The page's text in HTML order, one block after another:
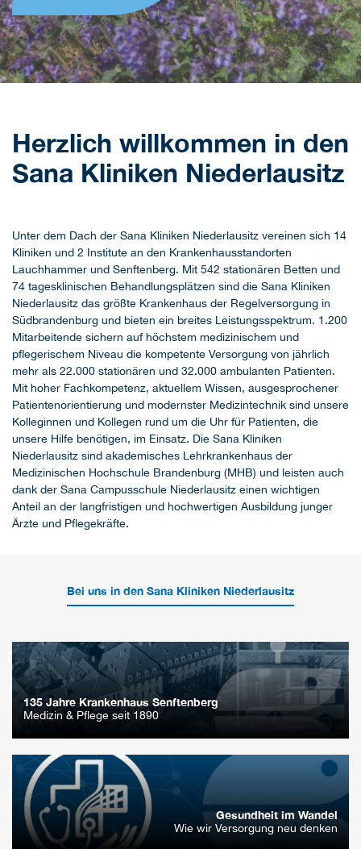
Herzlich willkommen in den
Sana Kliniken Niederlausitz
Unter dem Dach der Sana Kliniken Niederlausitz vereinen sich 14
Kliniken und 2 Institute an den Krankenhausstandorten
Lauchhammer und Senftenberg. Mit 542 stationären Betten und
74 tagesklinischen Behandlungsplätzen sind die Sana Kliniken
Niederlausitz das größte Krankenhaus der Regelversorgung in
Südbrandenburg und bieten ein breites Leistungsspektrum. 1.200
Mitarbeitende sichern auf höchstem medizinischem und
pflegerischem Niveau die kompetente Versorgung von jährlich
mehr als 22.000 stationären und 32.000 ambulanten Patienten.
Mit hoher Fachkompetenz, aktuellem Wissen, ausgesprochener
Patientenorientierung und modernster Medizintechnik sind unsere
Kolleginnen und Kollegen rund um die Uhr für Patienten, die
unsere Hilfe benötigen, im Einsatz. Die Sana Kliniken
Niederlausitz sind akademisches Lehrkrankenhaus der
Medizinischen Hochschule Brandenburg (MHB) und leisten auch
dank der Sana Campusschule Niederlausitz einen wichtigen
Anteil an der langfristigen und hochwertigen Ausbildung junger
Ärzte und Pflegekräfte.
Bei uns in den Sana Kliniken Niederlausitz
135 Jahre Krankenhaus Senftenberg
Medizin & Pflege seit 1890
Gesundheit im Wandel
Wie wir Versorgung neu denken